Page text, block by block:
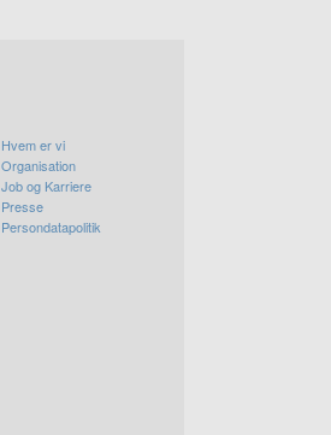
Hvem er vi
Organisation
Job og Karriere
Presse
Persondatapolitik